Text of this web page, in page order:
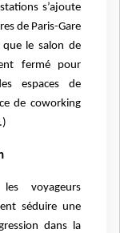
s’ajoute
de Paris-Gare
le salon de
fermé pour
espaces de
de coworking
voyageurs
séduire une
dans la